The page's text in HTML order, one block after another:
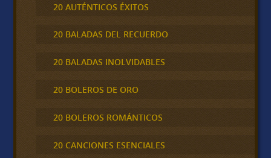
20 AUTÉNTICOS ÉXITOS
20 BALADAS DEL RECUERDO
20 BALADAS INOLVIDABLES
20 BOLEROS DE ORO
20 BOLEROS ROMÁNTICOS
20 CANCIONES ESENCIALES